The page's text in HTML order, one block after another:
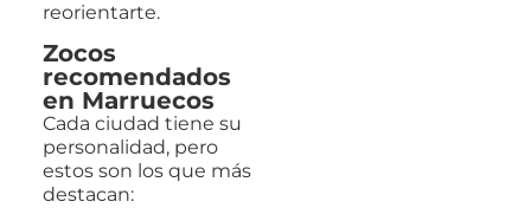
reorientarte.
Zocos
recomendados
en Marruecos
Cada ciudad tiene su
personalidad, pero
estos son los que más
destacan: